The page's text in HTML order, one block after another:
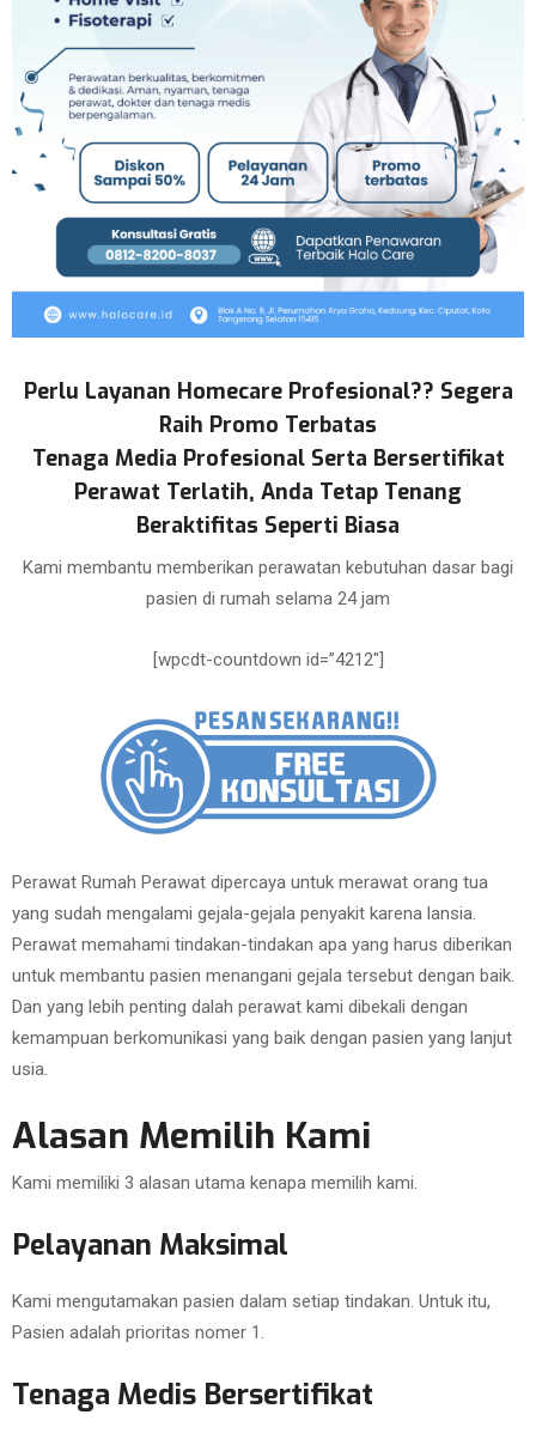
Perlu Layanan Homecare Profesional?? Segera
Raih Promo Terbatas
Tenaga Media Profesional Serta Bersertifikat
Perawat Terlatih, Anda Tetap Tenang
Beraktifitas Seperti Biasa
Kami membantu memberikan perawatan kebutuhan dasar bagi
pasien di rumah selama 24 jam
[wpcdt-countdown id=”4212″]
Perawat Rumah Perawat dipercaya untuk merawat orang tua
yang sudah mengalami gejala-gejala penyakit karena lansia.
Perawat memahami tindakan-tindakan apa yang harus diberikan
untuk membantu pasien menangani gejala tersebut dengan baik.
Dan yang lebih penting dalah perawat kami dibekali dengan
kemampuan berkomunikasi yang baik dengan pasien yang lanjut
usia.
Alasan Memilih Kami
Kami memiliki 3 alasan utama kenapa memilih kami.
Pelayanan Maksimal
Kami mengutamakan pasien dalam setiap tindakan. Untuk itu,
Pasien adalah prioritas nomer 1.
Tenaga Medis Bersertifikat